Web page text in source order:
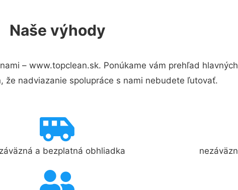
Naše výhody
– www.topclean.sk. Ponúkame vám prehľad
že nadviazanie spolupráce s nami nebudete ľutovať.
a bezplatná obhliadka